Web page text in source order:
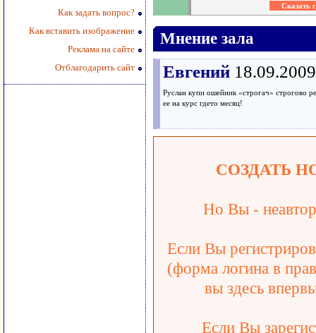
Как задать вопрос?
Как вставить изображение
Реклама на сайте
Отблагодарить сайт
Мнение зала
Евгений
Руслан купи ошейник «строгач» строгово
ее на курс гдето месяц!
СОЗДАТЬ
Но Вы -
Если Вы
(форма логина в
вы здесь
Если Вы